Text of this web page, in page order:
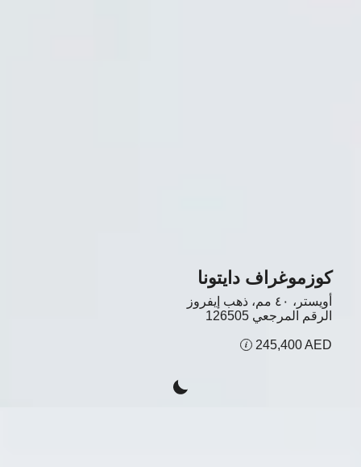
كوزموغراف دايتونا
أويستر، ٤۰ مم، ذهب إيفروز
الرقم المرجعي 126505
245,400 AED